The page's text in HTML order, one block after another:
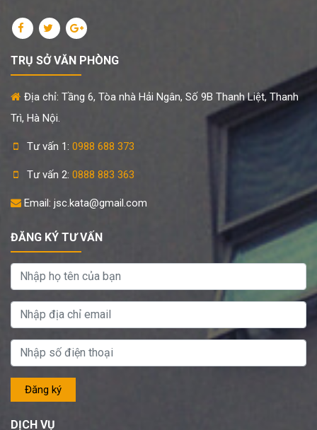
TRỤ SỞ VĂN PHÒNG
Địa chỉ: Tầng 6, Tòa nhà Hải Ngân, Số 9B Thanh Liệt, Thanh
Trì, Hà Nội.
Tư vấn 1: 0988 688 373
Tư vấn 2: 0888 883 363
Email: jsc.kata@gmail.com
ĐĂNG KÝ TƯ VẤN
DỊCH VỤ